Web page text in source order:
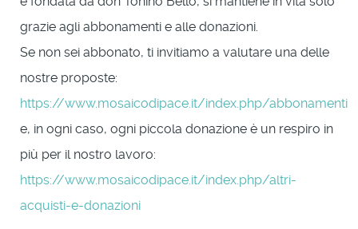
grazie agli abbonamenti e alle donazioni.
Se non sei abbonato, ti invitiamo a valutare una delle
nostre proposte:
https://www.mosaicodipace.it/index.php/abbonamenti
e, in ogni caso, ogni piccola donazione è un respiro in
più per il nostro lavoro:
https://www.mosaicodipace.it/index.php/altri-
acquisti-e-donazioni